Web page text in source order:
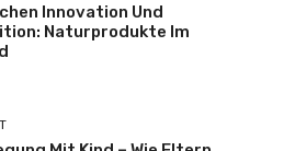
Innovation Und
Naturprodukte Im